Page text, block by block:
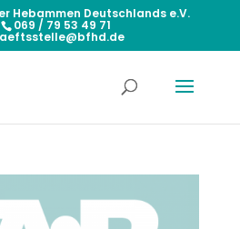
Hebammen Deutschlands e.V.
069 / 79 53 49 71